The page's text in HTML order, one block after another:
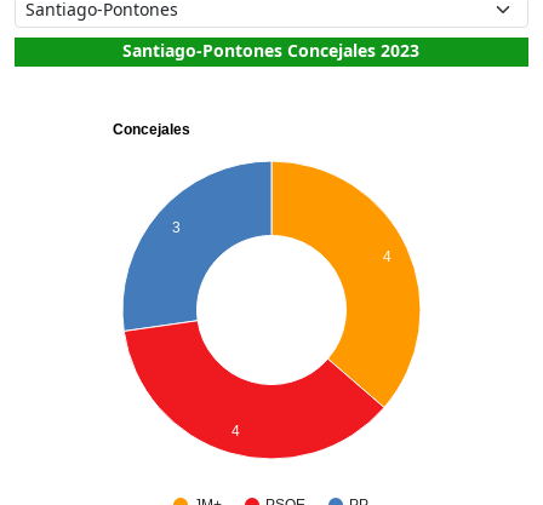
Santiago-Pontones Concejales 2023
Concejales
4
3
4